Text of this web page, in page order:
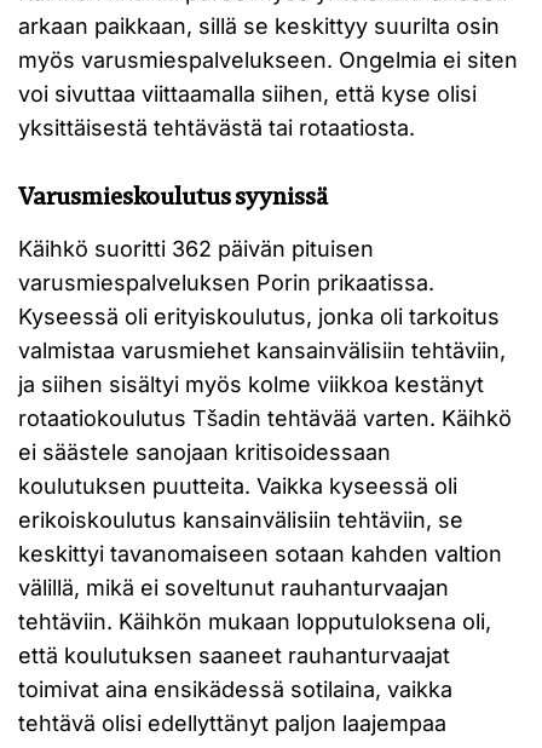
arkaan paikkaan, sillä se keskittyy suurilta osin
myös varusmiespalvelukseen. Ongelmia ei siten
voi sivuttaa viittaamalla siihen, että kyse olisi
yksittäisestä tehtävästä tai rotaatiosta.
Varusmieskoulutus syynissä
Käihkö suoritti 362 päivän pituisen
varusmiespalveluksen Porin prikaatissa.
Kyseessä oli erityiskoulutus, jonka oli tarkoitus
valmistaa varusmiehet kansainvälisiin tehtäviin,
ja siihen sisältyi myös kolme viikkoa kestänyt
rotaatiokoulutus Tšadin tehtävää varten. Käihkö
ei säästele sanojaan kritisoidessaan
koulutuksen puutteita. Vaikka kyseessä oli
erikoiskoulutus kansainvälisiin tehtäviin, se
keskittyi tavanomaiseen sotaan kahden valtion
välillä, mikä ei soveltunut rauhanturvaajan
tehtäviin. Käihkön mukaan lopputuloksena oli,
että koulutuksen saaneet rauhanturvaajat
toimivat aina ensikädessä sotilaina, vaikka
tehtävä olisi edellyttänyt paljon laajempaa